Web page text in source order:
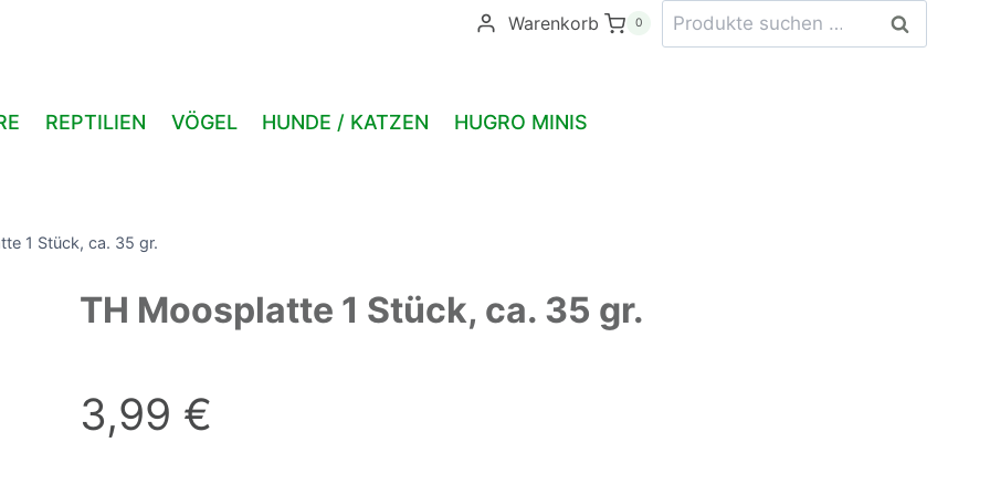
Warenkorb 0
Suchen
nach:
Suchen
REPTILIEN VÖGEL HUNDE / KATZEN HUGRO MINIS
1 Stück, ca. 35 gr.
TH Moosplatte 1 Stück, ca. 35 gr.
3,99 €